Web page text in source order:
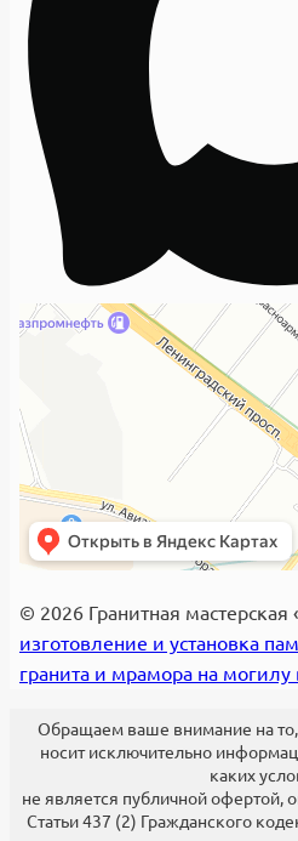
© 2026 Гранитная мастерская
изготовление и установка
гранита и мрамора на могилу
Обращаем ваше внимание на то,
носит исключительно
каких
не является публичной
Статьи 437 (2) Гражданского